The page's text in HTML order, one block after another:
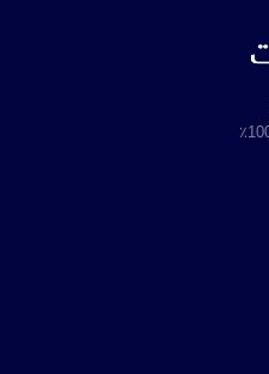
وتطبيقات الهاتف المحمول، جزائرية 100٪